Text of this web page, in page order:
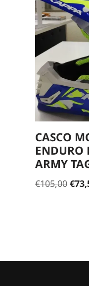
CASCO
ENDURO
ARMY
€105,00 €